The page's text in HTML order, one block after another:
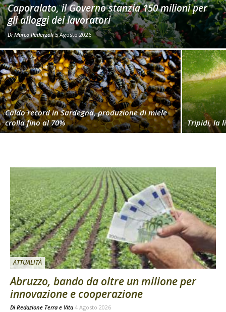
Caporalato, il Governo stanzia 150 milioni per
gli alloggi dei lavoratori
DiMarco Pederzoli 5 Agosto 2026
Caldo record in Sardegna, produzione di miele
crolla fino al 70%
Tripidi, la
ATTUALITÀ
Abruzzo, bando da oltre un milione per
innovazione e cooperazione
Di Redazione Terra e Vita 4 Agosto 2026